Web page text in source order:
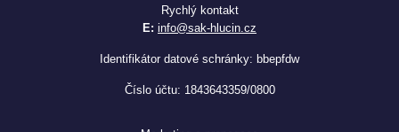
Rychlý kontakt
E: info@sak-hlucin.cz
Identifikátor datové schránky: bbepfdw
Číslo účtu: 1843643359/0800